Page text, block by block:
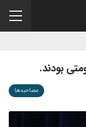
بودند.
مصاحبه‌ها